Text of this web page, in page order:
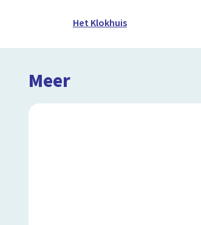
Het Klokhuis
Meer